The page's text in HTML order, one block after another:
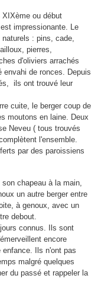
ou début
impressionante. Le
: pins, cade,
pierres,
d'oliviers arrachés
envahi de ronces. Depuis
ils ont trouvé leur
cuite, le berger coup de
moutons en laine. Deux
Neveu ( tous trouvés
l'ensemble.
par des paroissiens
chapeau à la main,
un autre berger entre
à genoux, avec un
debout.
connus. Ils sont
encore
Ils n'ont pas
malgré quelques
du passé et rappeler la